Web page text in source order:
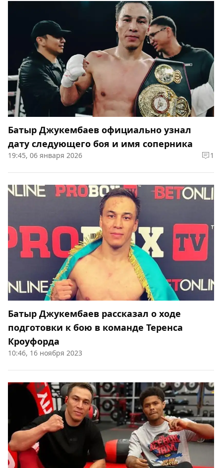
Батыр Джукембаев официально узнал
дату следующего боя и имя соперника
19:45, 06 января 2026 1
Батыр Джукембаев рассказал о ходе
подготовки к бою в команде Теренса
Кроуфорда
10:46, 16 ноября 2023